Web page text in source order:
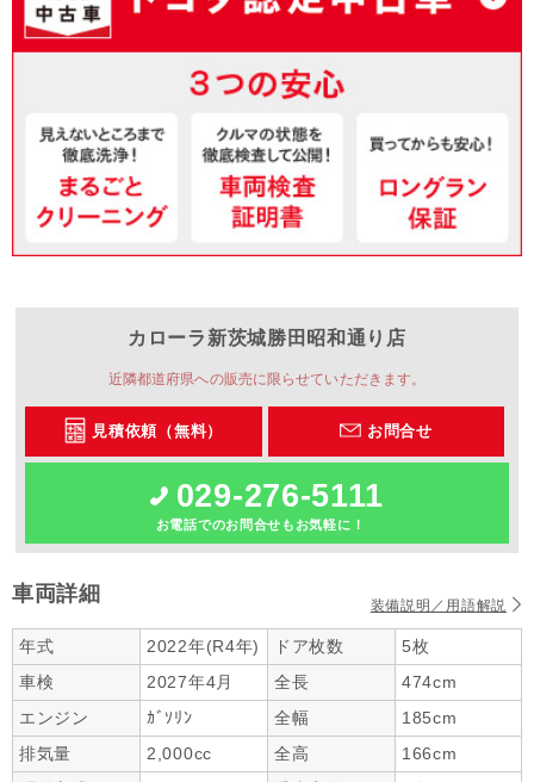
カローラ新茨城勝田昭和通り店
近隣都道府県への販売に限らせていただきます。
見積依頼（無料） お問合せ
029-276-5111
お電話でのお問合せもお気軽に！
車両詳細 装備説明／用語解説
年式 2022年(R4年) ドア枚数
5枚
車検
2027年4月 全長
474cm
エンジン
ｶﾞｿﾘﾝ 全幅
185cm
排気量
2,000cc 全高
166cm